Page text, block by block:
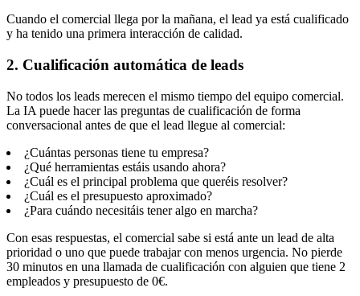
Cuando el comercial llega por la mañana, el lead ya está cualificado
y ha tenido una primera interacción de calidad.
2. Cualificación automática de leads
No todos los leads merecen el mismo tiempo del equipo comercial.
La IA puede hacer las preguntas de cualificación de forma
conversacional antes de que el lead llegue al comercial:
¿Cuántas personas tiene tu empresa?
¿Qué herramientas estáis usando ahora?
¿Cuál es el principal problema que queréis resolver?
¿Cuál es el presupuesto aproximado?
¿Para cuándo necesitáis tener algo en marcha?
Con esas respuestas, el comercial sabe si está ante un lead de alta
prioridad o uno que puede trabajar con menos urgencia. No pierde
30 minutos en una llamada de cualificación con alguien que tiene 2
empleados y presupuesto de 0€.